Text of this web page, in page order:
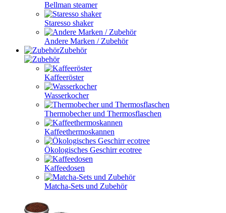
Bellman steamer
Staresso shaker
Andere Marken / Zubehör
Zubehör
Kaffeeröster
Wasserkocher
Thermobecher und Thermosflaschen
Kaffeethermoskannen
Ökologisches Geschirr ecotree
Kaffeedosen
Matcha-Sets und Zubehör